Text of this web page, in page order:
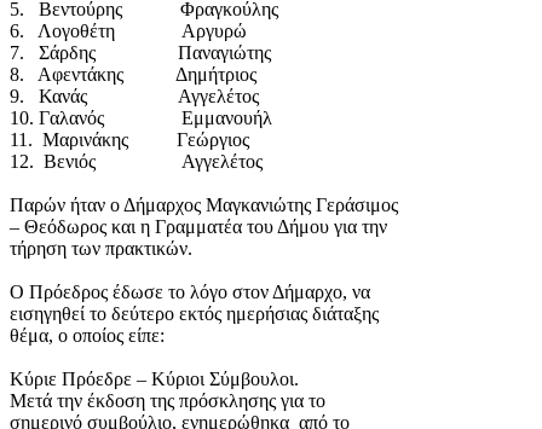
5. Βεντούρης Φραγκούλης
6. Λογοθέτη Αργυρώ
7. Σάρδης Παναγιώτης
8. Αφεντάκης Δημήτριος
9. Κανάς Αγγελέτος
10. Γαλανός Εμμανουήλ
11. Μαρινάκης Γεώργιος
12. Βενιός Αγγελέτος
Παρών ήταν ο Δήμαρχος Μαγκανιώτης Γεράσιμος
– Θεόδωρος και η Γραμματέα του Δήμου για την
τήρηση των πρακτικών.
Ο Πρόεδρος έδωσε το λόγο στον Δήμαρχο, να
εισηγηθεί το δεύτερο εκτός ημερήσιας διάταξης
θέμα, ο οποίος είπε:
Κύριε Πρόεδρε – Κύριοι Σύμβουλοι.
Μετά την έκδοση της πρόσκλησης για το
σημερινό συμβούλιο, ενημερώθηκα από το